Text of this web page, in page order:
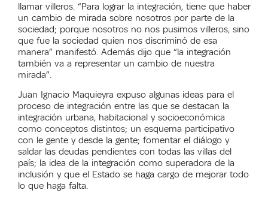
llamar villeros. “Para lograr la integración, tiene que haber
un cambio de mirada sobre nosotros por parte de la
sociedad; porque nosotros no nos pusimos villeros, sino
que fue la sociedad quien nos discriminó de esa
manera” manifestó. Además dijo que “la integración
también va a representar un cambio de nuestra
mirada”.
Juan Ignacio Maquieyra expuso algunas ideas para el
proceso de integración entre las que se destacan la
integración urbana, habitacional y socioeconómica
como conceptos distintos; un esquema participativo
con le gente y desde la gente; fomentar el diálogo y
saldar las deudas pendientes con todas las villas del
país; la idea de la integración como superadora de la
inclusión y que el Estado se haga cargo de mejorar todo
lo que haga falta.